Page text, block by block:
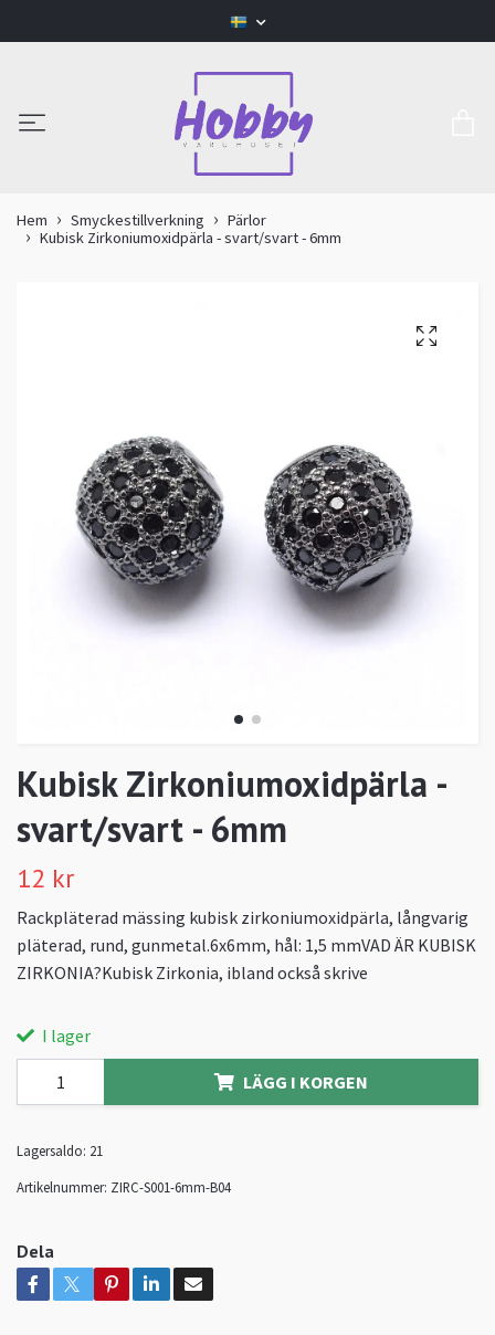
Hem Smyckestillverkning
Pärlor
Kubisk Zirkoniumoxidpärla - svart/svart - 6mm
Kubisk Zirkoniumoxidpärla -
svart/svart - 6mm
12 kr
Rackpläterad mässing kubisk zirkoniumoxidpärla, långvarig
pläterad, rund, gunmetal.6x6mm, hål: 1,5 mmVAD ÄR KUBISK
ZIRKONIA?Kubisk Zirkonia, ibland också skrive
I lager
LÄGG I KORGEN
Lagersaldo: 21
Artikelnummer: ZIRC-S001-6mm-B04
Dela